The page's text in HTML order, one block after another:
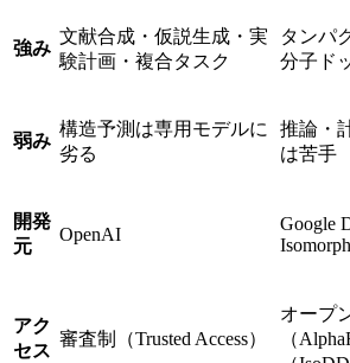
強み
文献合成・仮説生成・実
験計画・複合タスク
タンパ
分子ド
弱み
構造予測は専用モデルに
劣る
推論・
は苦手
開発
元
OpenAI
Google
アク
セス
審査制（Trusted Access）
オープ
（